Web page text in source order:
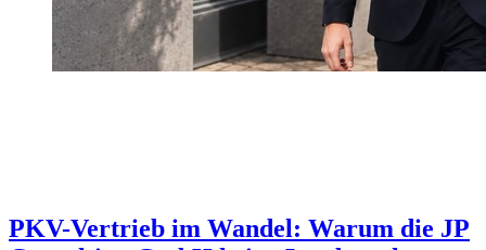
PKV-Vertrieb im Wandel: Warum die JP